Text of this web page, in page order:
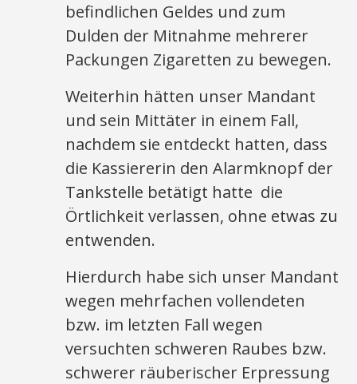
befindlichen Geldes und zum
Dulden der Mitnahme mehrerer
Packungen Zigaretten zu bewegen.
Weiterhin hätten unser Mandant
und sein Mittäter in einem Fall,
nachdem sie entdeckt hatten, dass
die Kassiererin den Alarmknopf der
Tankstelle betätigt hatte die
Örtlichkeit verlassen, ohne etwas zu
entwenden.
Hierdurch habe sich unser Mandant
wegen mehrfachen vollendeten
bzw. im letzten Fall wegen
versuchten schweren Raubes bzw.
schwerer räuberischer Erpressung